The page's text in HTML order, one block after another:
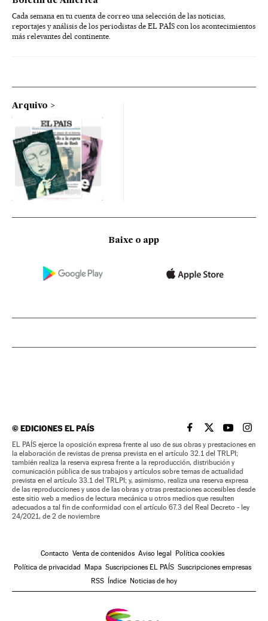
Cada semana en tu cuenta de correo una selección de las noticias,
reportajes y análisis de los periodistas de EL PAÍS con los acontecimientos
más relevantes del continente.
Arquivo
Baixe o app
©EDICIONES EL PAÍS EL PAÍS BRASIL EN
EL PAÍSEL PAÍS
EL
EL PAÍS ejerce la oposición expresa frente al uso de sus obras y prestaciones en
la elaboración de revistas de prensa prevista en el artículo 32.1 del TRLPI;
también realiza la reserva expresa frente a la reproducción, distribución y
comunicación pública de sus trabajos y artículos sobre temas de actualidad
prevista en el artículo 33.1 del TRLPI; y, asimismo, realiza una reserva expresa
de las reproducciones y usos de las obras y otras prestaciones accesibles desde
este sitio web a medios de lectura mecánica u otros medios que resulten
adecuados a tal fin de conformidad con el artículo 67.3 del Real Decreto - ley
24/2021, de 2 de noviembre
Contacto Venta de contenidos Aviso legal Política cookies
Política de privacidad Mapa Suscripciones EL PAÍS Suscripciones empresas
RSS Índice Noticias de hoy